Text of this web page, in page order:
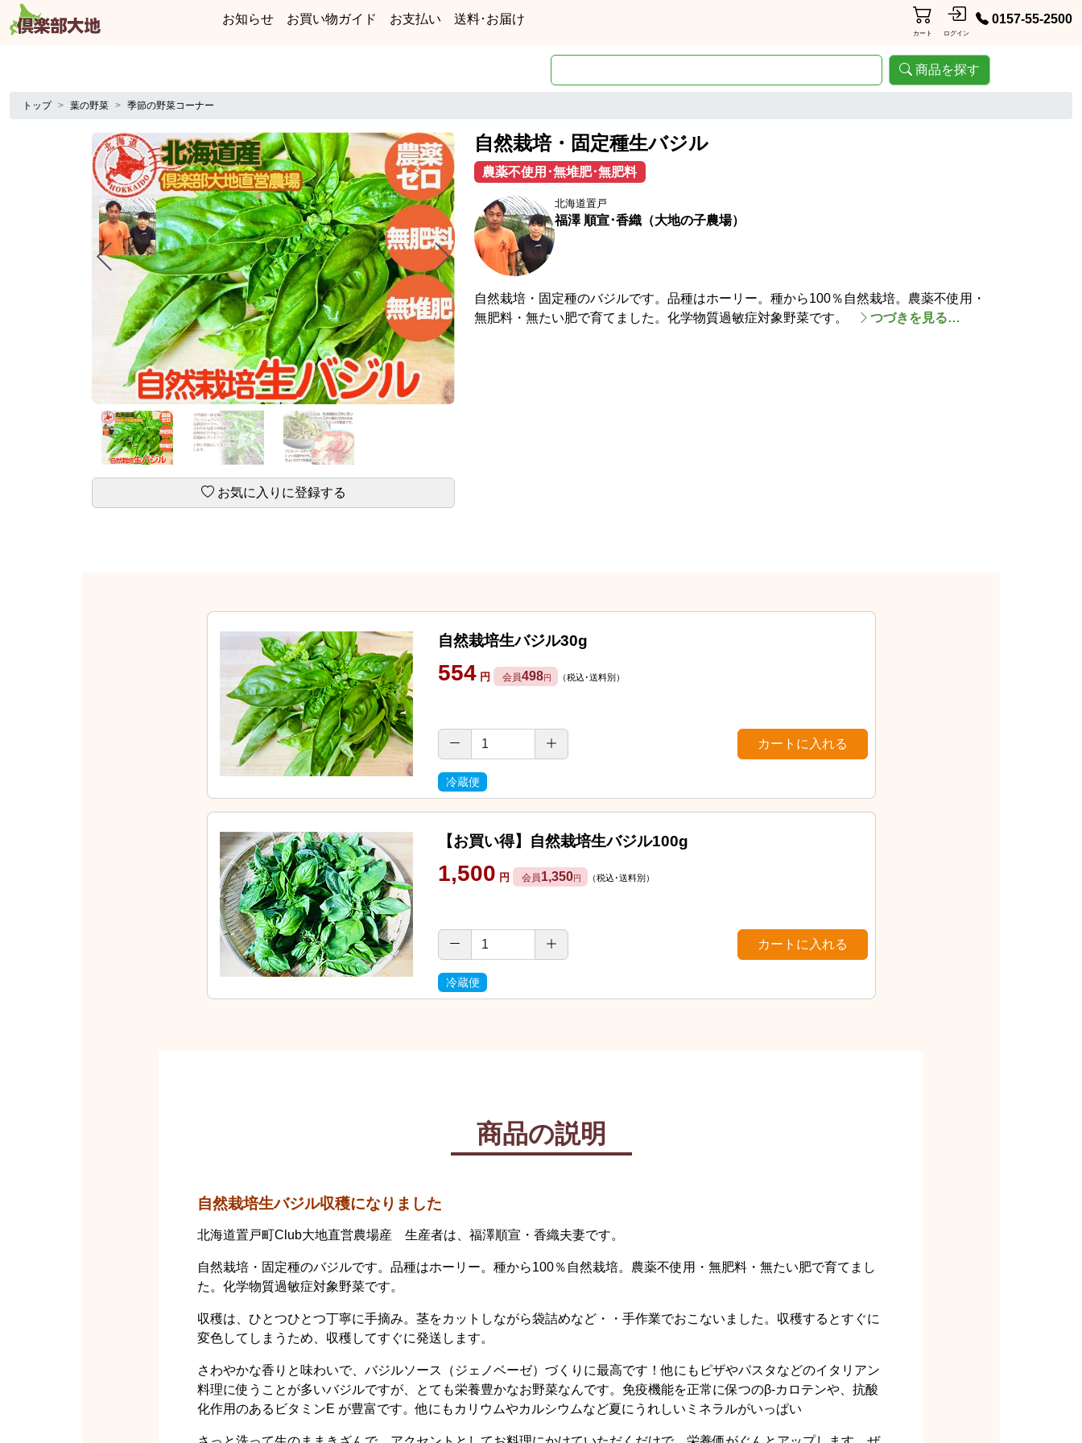
お知らせ お買い物ガイド お支払い 送料･お届け
カート ログイン
0157-55-2500
商品を探す
トップ 葉の野菜 季節の野菜コーナー
お気に入りに登録する
自然栽培・固定種生バジル
農薬不使用･無堆肥･無肥料
北海道置戸
福澤 順宣･香織（大地の子農場）
自然栽培・固定種のバジルです。品種はホーリー。種から100％自然栽培。農薬不使用・
無肥料・無たい肥で育てました。化学物質過敏症対象野菜です。
つづきを見る…
自然栽培生バジル30g
554 円 会員498円 （税込･送料別）
冷蔵便
【お買い得】自然栽培生バジル100g
1,500 円 会員1,350円 （税込･送料別）
冷蔵便
商品の説明
自然栽培生バジル収穫になりました
北海道置戸町Club大地直営農場産 生産者は、福澤順宣・香織夫妻です。
自然栽培・固定種のバジルです。品種はホーリー。種から100％自然栽培。農薬不使用・無肥料・無たい肥で育てまし
た。化学物質過敏症対象野菜です。
収穫は、ひとつひとつ丁寧に手摘み。茎をカットしながら袋詰めなど・・手作業でおこないました。収穫するとすぐに
変色してしまうため、収穫してすぐに発送します。
さわやかな香りと味わいで、バジルソース（ジェノベーゼ）づくりに最高です！他にもピザやパスタなどのイタリアン
料理に使うことが多いバジルですが、とても栄養豊かなお野菜なんです。免疫機能を正常に保つのβ-カロテンや、抗酸
化作用のあるビタミンE が豊富です。他にもカリウムやカルシウムなど夏にうれしいミネラルがいっぱい